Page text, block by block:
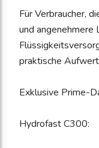
Für Verbraucher,
und angenehmere
praktische
Exklusive Prime-
Hydrofast C300: